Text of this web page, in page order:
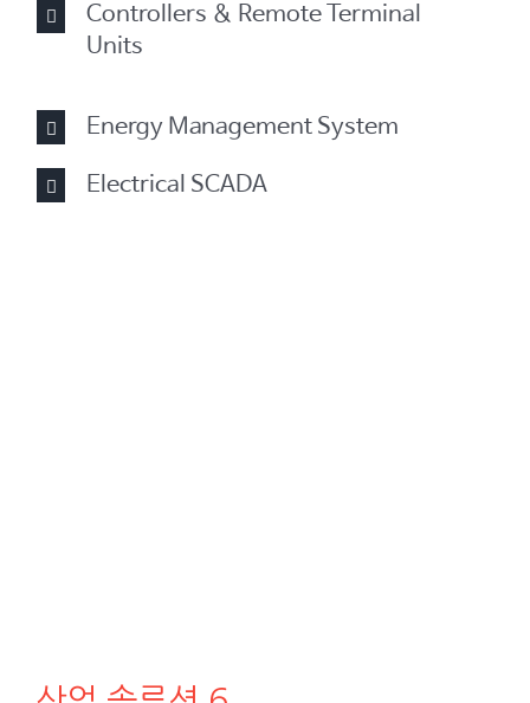
Controllers & Remote Terminal
Units
Energy Management System
Electrical SCADA